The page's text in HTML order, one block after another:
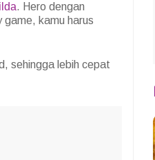
. Hero dengan
game, kamu harus
sehingga lebih cepat